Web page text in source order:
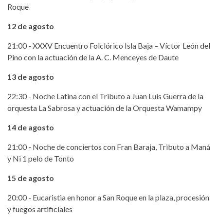
Roque
12 de agosto
21:00 - XXXV Encuentro Folclórico Isla Baja – Víctor León del
Pino con la actuación de la A. C. Menceyes de Daute
13 de agosto
22:30 - Noche Latina con el Tributo a Juan Luis Guerra de la
orquesta La Sabrosa y actuación de la Orquesta Wamampy
14 de agosto
21:00 - Noche de conciertos con Fran Baraja, Tributo a Maná
y Ni 1 pelo de Tonto
15 de agosto
20:00 - Eucaristia en honor a San Roque en la plaza, procesión
y fuegos artificiales